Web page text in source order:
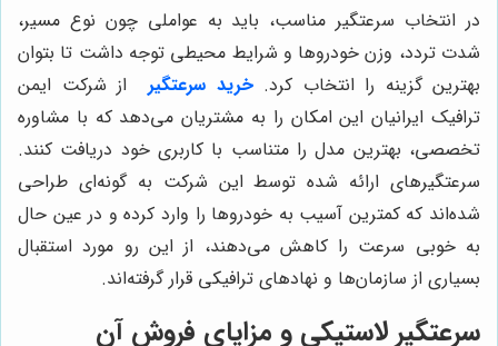
در انتخاب سرعتگیر مناسب، باید به عواملی چون نوع مسیر،
شدت تردد، وزن خودروها و شرایط محیطی توجه داشت تا بتوان
بهترین گزینه را انتخاب کرد.خرید سرعتگیر
از شرکت ایمن
ترافیک ایرانیان این امکان را به مشتریان می‌دهد که با مشاوره
تخصصی، بهترین مدل را متناسب با کاربری خود دریافت کنند.
سرعتگیرهای ارائه شده توسط این شرکت به گونه‌ای طراحی
شده‌اند که کمترین آسیب به خودروها را وارد کرده و در عین حال
به خوبی سرعت را کاهش می‌دهند، از این رو مورد استقبال
بسیاری از سازمان‌ها و نهادهای ترافیکی قرار گرفته‌اند.
سرعتگیر لاستیکی و مزایای فروش آن